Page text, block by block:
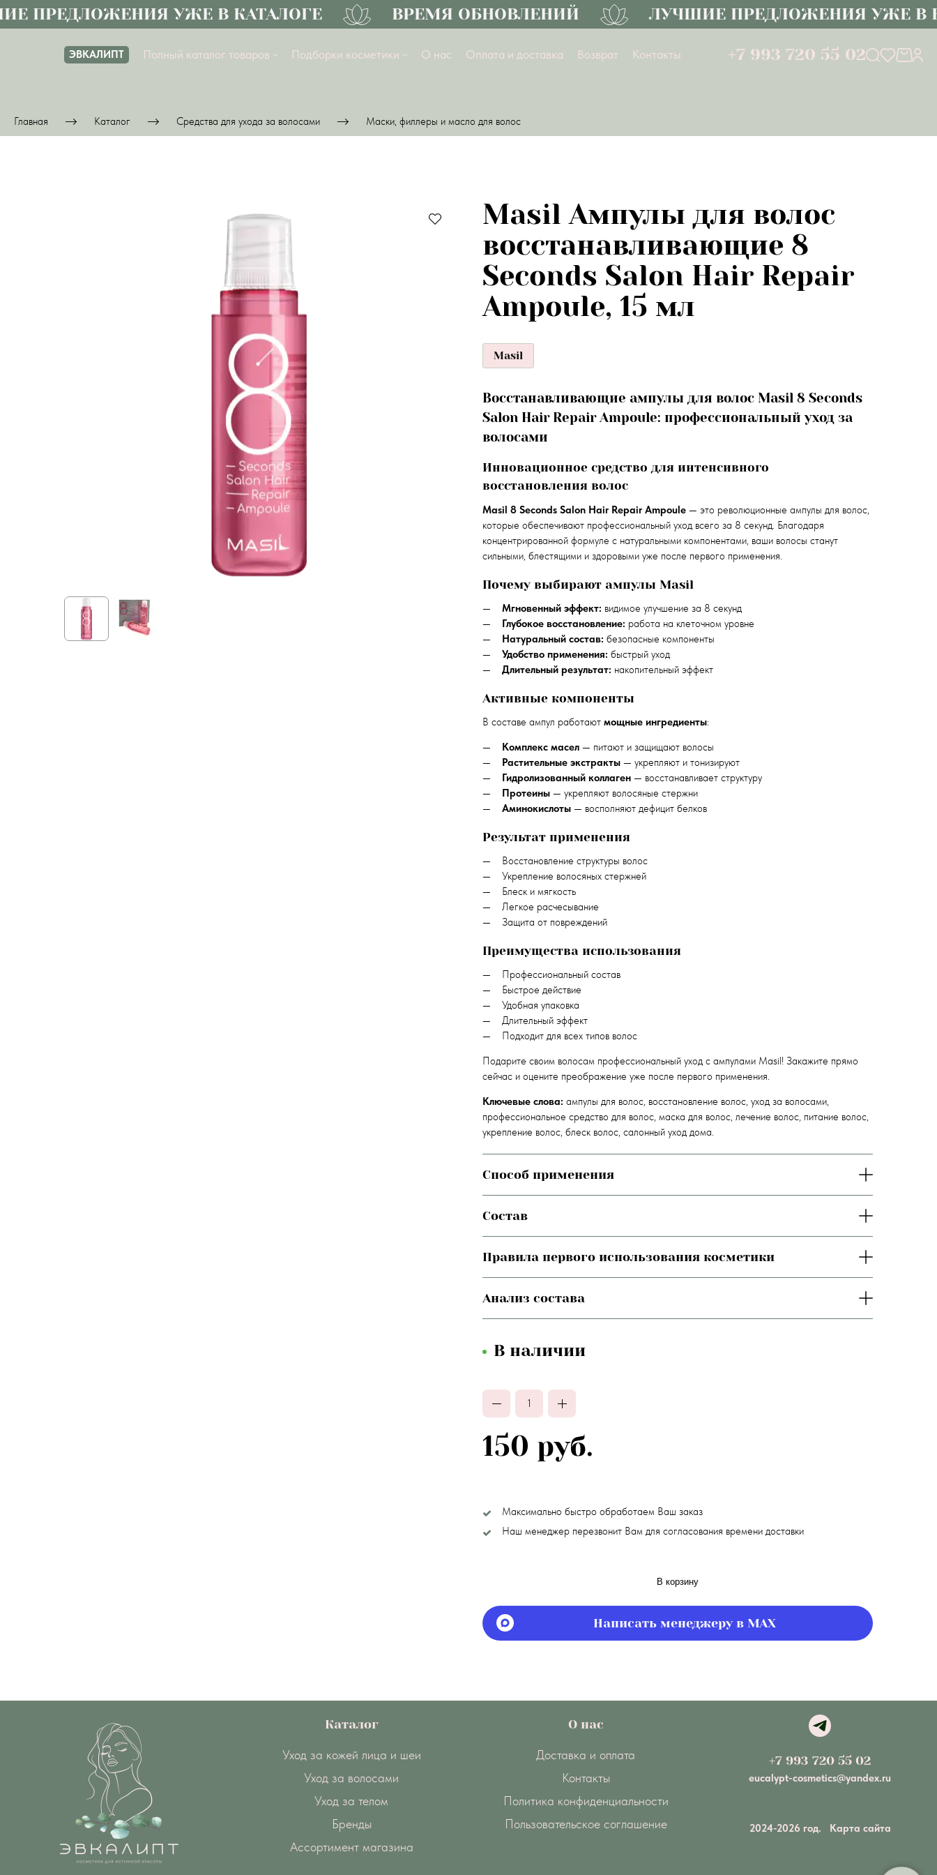
ПРЕДЛОЖЕНИЯ УЖЕ В КАТАЛОГЕ ВРЕМЯ ОБНОВЛЕНИЙ ЛУЧШИЕ ПРЕДЛОЖЕНИЯ УЖЕ В
ЭВКАЛИПТ Полный каталог товаров Подборки косметики О нас Оплата и доставка Возврат Контакты +7 993 720 55 02
Главная Каталог Средства для ухода за волосами Маски, филлеры и масло для волос
Masil Ампулы для волос
восстанавливающие 8
Seconds Salon Hair Repair
Ampoule, 15 мл
Masil
Восстанавливающие ампулы для волос Masil 8 Seconds
Salon Hair Repair Ampoule: профессиональный уход за
волосами
Инновационное средство для интенсивного
восстановления волос
Masil 8 Seconds Salon Hair Repair Ampoule — это революционные ампулы для волос,
которые обеспечивают профессиональный уход всего за 8 секунд. Благодаря
концентрированной формуле с натуральными компонентами, ваши волосы станут
сильными, блестящими и здоровыми уже после первого применения.
Почему выбирают ампулы Masil
Мгновенный эффект: видимое улучшение за 8 секунд
Глубокое восстановление: работа на клеточном уровне
Натуральный состав: безопасные компоненты
Удобство применения: быстрый уход
Длительный результат: накопительный эффект
Активные компоненты
В составе ампул работают мощные ингредиенты:
Комплекс масел— питают и защищают волосы
Растительные экстракты— укрепляют и тонизируют
Гидролизованный коллаген— восстанавливает структуру
Протеины— укрепляют волосяные стержни
Аминокислоты— восполняют дефицит белков
Результат применения
Восстановление структуры волос
Укрепление волосяных стержней
Блеск и мягкость
Легкое расчесывание
Защита от повреждений
Преимущества использования
Профессиональный состав
Быстрое действие
Удобная упаковка
Длительный эффект
Подходит для всех типов волос
Подарите своим волосам профессиональный уход с ампулами Masil! Закажите прямо
сейчас и оцените преображение уже после первого применения.
Ключевые слова: ампулы для волос, восстановление волос, уход за волосами,
профессиональное средство для волос, маска для волос, лечение волос, питание волос,
укрепление волос, блеск волос, салонный уход дома.
Способ применения
Состав
Правила первого использования косметики
Анализ состава
В наличии
150 руб.
Максимально быстро обработаем Ваш заказ
Наш менеджер перезвонит Вам для согласования времени доставки
В корзину
Написать менеджеру в MAX
Каталог
Уход за кожей лица и шеи
Уход за волосами
Уход за телом
Бренды
Ассортимент магазина
О нас
Доставка и оплата
Контакты
Политика конфиденциальности
Пользовательское соглашение
+7 993 720 55 02
eucalypt-cosmetics@yandex.ru
2024-2026 год. Карта сайта